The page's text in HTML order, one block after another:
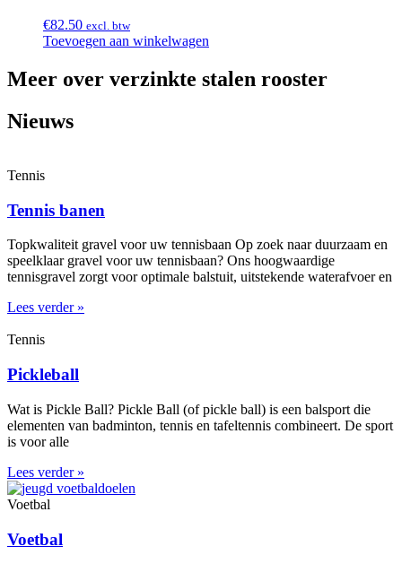
€82.50 excl. btw
Toevoegen aan winkelwagen
Meer over verzinkte stalen rooster
Nieuws
Tennis
Tennis banen
Topkwaliteit gravel voor uw tennisbaan Op zoek naar duurzaam en
speelklaar gravel voor uw tennisbaan? Ons hoogwaardige
tennisgravel zorgt voor optimale balstuit, uitstekende waterafvoer en
Lees verder »
Tennis
Pickleball
Wat is Pickle Ball? Pickle Ball (of pickle ball) is een balsport die
elementen van badminton, tennis en tafeltennis combineert. De sport
is voor alle
Lees verder »
Voetbal
Voetbal